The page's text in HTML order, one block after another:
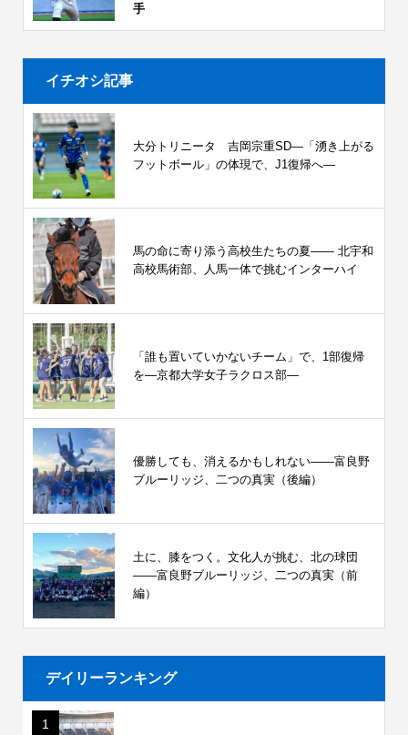
手
イチオシ記事
大分トリニータ 吉岡宗重SD―「湧き上がる
フットボール」の体現で、J1復帰へ―
馬の命に寄り添う高校生たちの夏—— 北宇和
高校馬術部、人馬一体で挑むインターハイ
「誰も置いていかないチーム」で、1部復帰
を―京都大学女子ラクロス部―
優勝しても、消えるかもしれない――富良野
ブルーリッジ、二つの真実（後編）
土に、膝をつく。文化人が挑む、北の球団
――富良野ブルーリッジ、二つの真実（前
編）
デイリーランキング
1